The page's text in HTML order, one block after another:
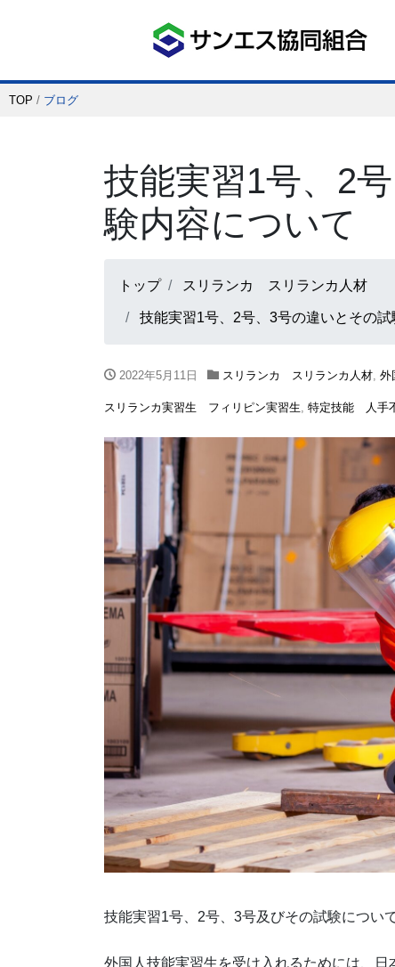
代表理事 あいさつ
外国人技能実習生事業
技能実習生制度
サンエスの特徴
受入方法・受入条件
受入可能な業種
TOP / ブログ
技能実習1号、2
験内容について
トップ スリランカ スリランカ人材
技能実習1号、2号、3号の違いとその試
2022年5月11日 スリランカ スリランカ人材, 外
スリランカ実習生 フィリピン実習生, 特定技能 人手
技能実習1号、2号、3号及びその試験につい
外国人技能実習生を受け入れるためには、日